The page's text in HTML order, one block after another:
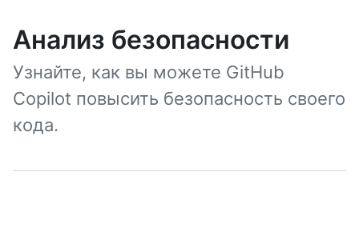
Анализ безопасности
Узнайте, как вы можете GitHub
Copilot повысить безопасность своего
кода.